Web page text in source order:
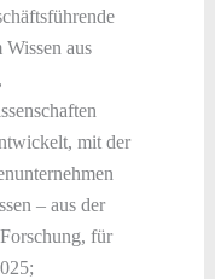
aus
mit der
– aus der
für